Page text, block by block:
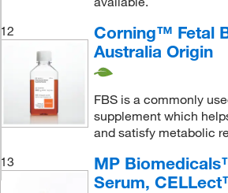
12
Corning™ Fetal
Australia Origin
FBS is a commonly
supplement which
and satisfy metabolic
13
MP
Serum,